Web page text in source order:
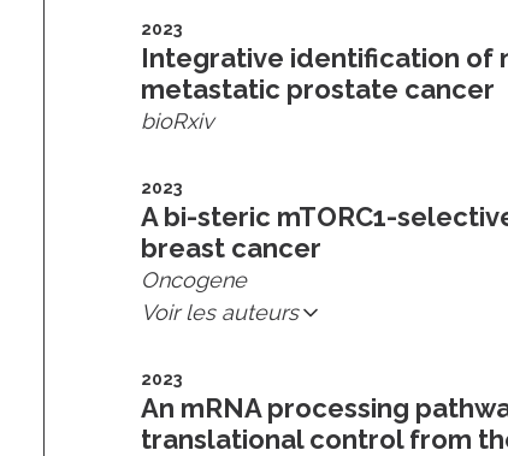
2023
Integrative identification of
metastatic prostate cancer
bioRxiv
2023
A bi-steric mTORC1-
breast cancer
Oncogene
Voir les auteurs
2023
An mRNA processing
translational control from